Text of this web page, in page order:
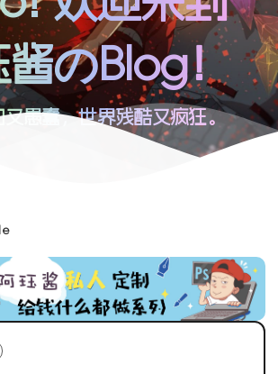
のBlog！
又愚蠢，世界残酷又疯狂。